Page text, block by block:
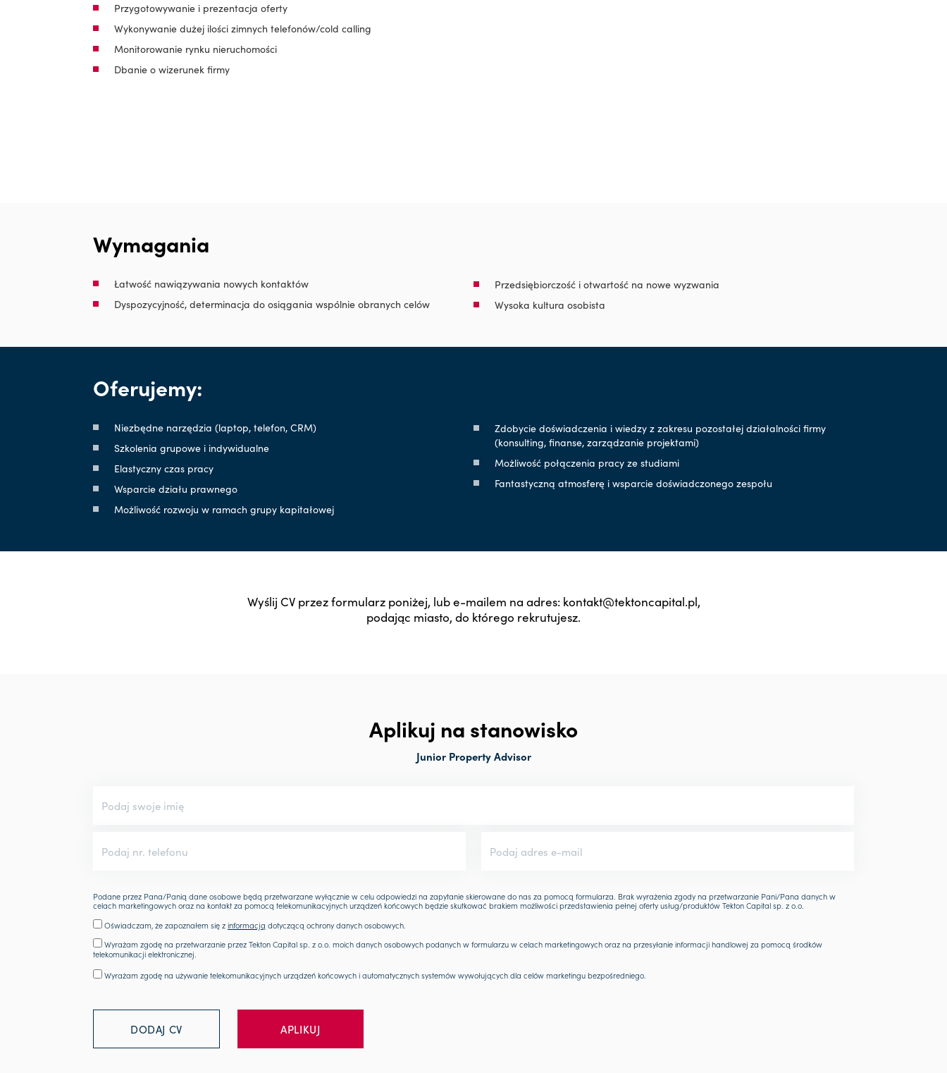
Przygotowywanie i prezentacja oferty
Wykonywanie dużej ilości zimnych telefonów/cold calling
Monitorowanie rynku nieruchomości
Dbanie o wizerunek firmy
Wymagania
Łatwość nawiązywania nowych kontaktów
Dyspozycyjność, determinacja do osiągania wspólnie obranych celów
Przedsiębiorczość i otwartość na nowe wyzwania
Wysoka kultura osobista
Oferujemy:
Niezbędne narzędzia (laptop, telefon, CRM)
Szkolenia grupowe i indywidualne
Elastyczny czas pracy
Wsparcie działu prawnego
Możliwość rozwoju w ramach grupy kapitałowej
Zdobycie doświadczenia i wiedzy z zakresu pozostałej działalności firmy
(konsulting, finanse, zarządzanie projektami)
Możliwość połączenia pracy ze studiami
Fantastyczną atmosferę i wsparcie doświadczonego zespołu
Wyślij CV przez formularz poniżej, lub e-mailem na adres: kontakt@tektoncapital.pl,
podając miasto, do którego rekrutujesz.
Aplikuj na stanowisko
Junior Property Advisor
Podane przez Pana/Panią dane osobowe będą przetwarzane wyłącznie w celu odpowiedzi na zapytanie skierowane do nas za pomocą formularza. Brak wyrażenia zgody na przetwarzanie Pani/Pana danych w
celach marketingowych oraz na kontakt za pomocą telekomunikacyjnych urządzeń końcowych będzie skutkować brakiem możliwości przedstawienia pełnej oferty usług/produktów Tekton Capital sp. z o.o.
Oświadczam, że zapoznałem się zinformacją dotyczącą ochrony danych osobowych.
Wyrażam zgodę na przetwarzanie przez Tekton Capital sp. z o.o. moich danych osobowych podanych w formularzu w celach marketingowych oraz na przesyłanie informacji handlowej za pomocą środków
telekomunikacji elektronicznej.
Wyrażam zgodę na używanie telekomunikacyjnych urządzeń końcowych i automatycznych systemów wywołujących dla celów marketingu bezpośredniego.
DODAJ CV